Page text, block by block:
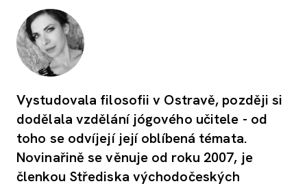
SEX A VZTAHY
PORADNA
Vystudovala filosofii v Ostravě, později si
dodělala vzdělání jógového učitele - od
toho se odvíjejí její oblíbená témata.
Novinařině se věnuje od roku 2007, je
členkou Střediska východočeských